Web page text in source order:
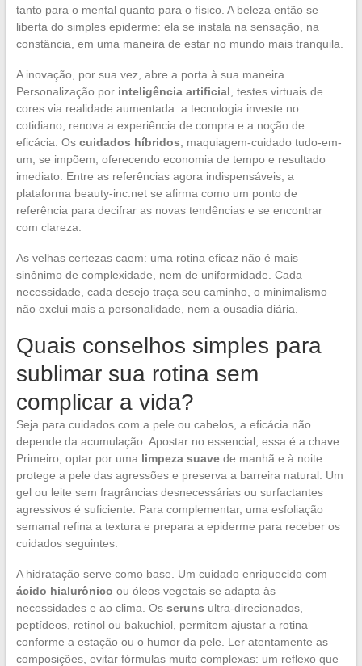
tanto para o mental quanto para o físico. A beleza então se
liberta do simples epiderme: ela se instala na sensação, na
constância, em uma maneira de estar no mundo mais tranquila.
A inovação, por sua vez, abre a porta à sua maneira.
Personalização por inteligência artificial , testes virtuais de
cores via realidade aumentada: a tecnologia investe no
cotidiano, renova a experiência de compra e a noção de
eficácia. Os cuidados híbridos , maquiagem-cuidado tudo-em-
um, se impõem, oferecendo economia de tempo e resultado
imediato. Entre as referências agora indispensáveis, a
plataforma beauty-inc.net se afirma como um ponto de
referência para decifrar as novas tendências e se encontrar
com clareza.
As velhas certezas caem: uma rotina eficaz não é mais
sinônimo de complexidade, nem de uniformidade. Cada
necessidade, cada desejo traça seu caminho, o minimalismo
não exclui mais a personalidade, nem a ousadia diária.
Quais conselhos simples para
sublimar sua rotina sem
complicar a vida?
Seja para cuidados com a pele ou cabelos, a eficácia não
depende da acumulação. Apostar no essencial, essa é a chave.
Primeiro, optar por uma limpeza suavede manhã e à noite
protege a pele das agressões e preserva a barreira natural. Um
gel ou leite sem fragrâncias desnecessárias ou surfactantes
agressivos é suficiente. Para complementar, uma esfoliação
semanal refina a textura e prepara a epiderme para receber os
cuidados seguintes.
A hidratação serve como base. Um cuidado enriquecido com
ácido hialurônico ou óleos vegetais se adapta às
necessidades e ao clima. Os seruns ultra-direcionados,
peptídeos, retinol ou bakuchiol, permitem ajustar a rotina
conforme a estação ou o humor da pele. Ler atentamente as
composições, evitar fórmulas muito complexas: um reflexo que